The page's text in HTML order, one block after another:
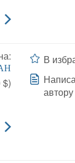
$)
В
автору